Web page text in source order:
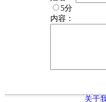
5分
内容：
关于